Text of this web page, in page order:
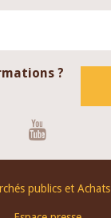
?
publics et Achats